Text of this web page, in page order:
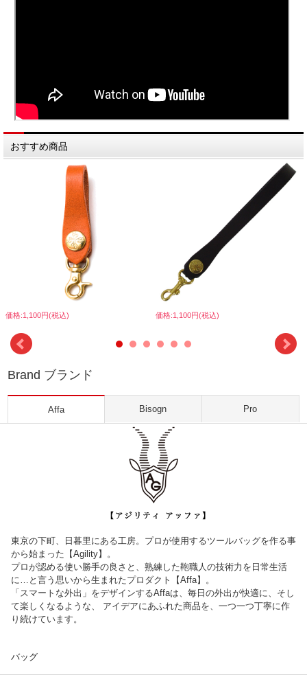
おすすめ商品
価格:1,100円(税込) 価格:1,100円(税込)
Brand ブランド
Affa Bisogn Pro
東京の下町、日暮里にある工房。プロが使用するツールバッグを作る事
から始まった【Agility】。
プロが認める使い勝手の良さと、熟練した鞄職人の技術力を日常生活
に…と言う思いから生まれたプロダクト【Affa】。
「スマートな外出」をデザインするAffaは、毎日の外出が快適に、そし
て楽しくなるような、 アイデアにあふれた商品を、一つ一つ丁寧に作
り続けています。
バッグ